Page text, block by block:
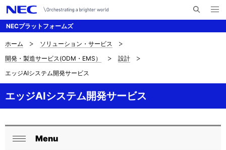
NECプラットフォームズ
メ
ニ
ナ
ビ
ゲ
ー
シ
ョ
サ
イ
ト
内
現
ホーム
ソリューション・サービス
開発・製造サービス(ODM・EMS）
設計
エッジAIシステム開発サービス
エッジAIシステム開発サービス
ロ
Menu